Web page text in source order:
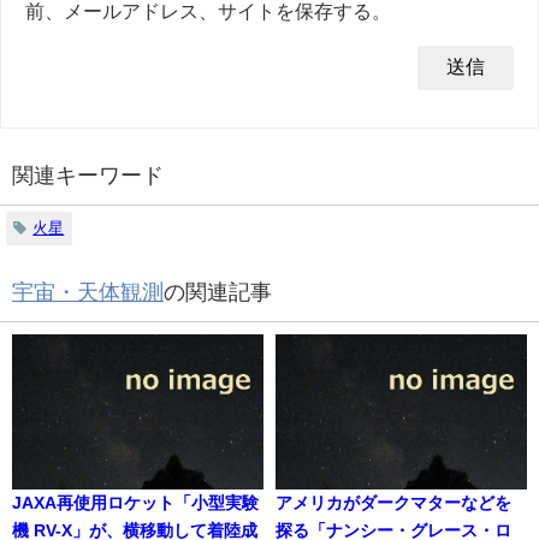
前、メールアドレス、サイトを保存する。
関連キーワード
火星
宇宙・天体観測 の関連記事
JAXA再使用ロケット「小型実験
機 RV-X」が、横移動して着陸成
アメリカがダークマターなどを
探る「ナンシー・グレース・ロ